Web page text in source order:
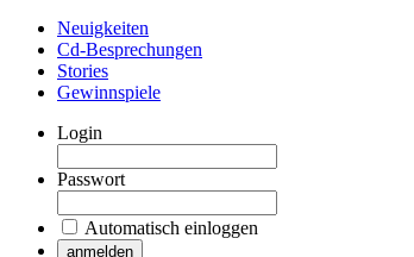
Neuigkeiten
Cd-Besprechungen
Stories
Gewinnspiele
Login
Passwort
Automatisch einloggen